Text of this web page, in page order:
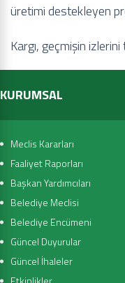
üretimi destekleyen
Kargı, geçmişin
KURUMSAL
Meclis Kararları
Faaliyet Raporları
Başkan Yardımcıları
Belediye Meclisi
Belediye Encümeni
Güncel Duyurular
Güncel İhaleler